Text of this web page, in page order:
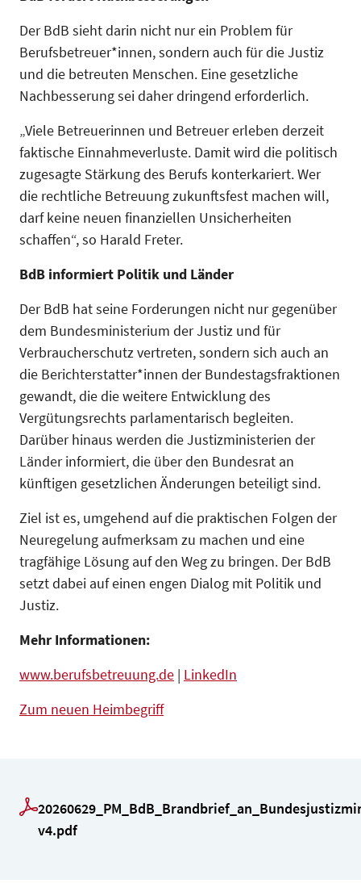
Der BdB sieht darin nicht nur ein Problem für
Berufsbetreuer*innen, sondern auch für die Justiz
und die betreuten Menschen. Eine gesetzliche
Nachbesserung sei daher dringend erforderlich.
„Viele Betreuerinnen und Betreuer erleben derzeit
faktische Einnahmeverluste. Damit wird die politisch
zugesagte Stärkung des Berufs konterkariert. Wer
die rechtliche Betreuung zukunftsfest machen will,
darf keine neuen finanziellen Unsicherheiten
schaffen“, so Harald Freter.
BdB informiert Politik und Länder
Der BdB hat seine Forderungen nicht nur gegenüber
dem Bundesministerium der Justiz und für
Verbraucherschutz vertreten, sondern sich auch an
die Berichterstatter*innen der Bundestagsfraktionen
gewandt, die die weitere Entwicklung des
Vergütungsrechts parlamentarisch begleiten.
Darüber hinaus werden die Justizministerien der
Länder informiert, die über den Bundesrat an
künftigen gesetzlichen Änderungen beteiligt sind.
Ziel ist es, umgehend auf die praktischen Folgen der
Neuregelung aufmerksam zu machen und eine
tragfähige Lösung auf den Weg zu bringen. Der BdB
setzt dabei auf einen engen Dialog mit Politik und
Justiz.
Mehr Informationen:
www.berufsbetreuung.de | LinkedIn
Zum neuen Heimbegriff
v4.pdf